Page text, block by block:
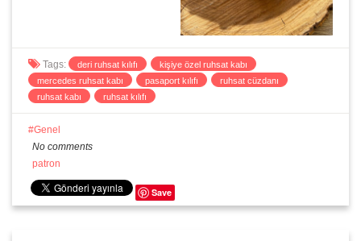
Tags: deri ruhsat kılıfı
kişiye özel ruhsat kabı
mercedes ruhsat kabı
pasaport kılıfı
ruhsat cüzdanı
ruhsat kabı
ruhsat kılıfı
Genel
No comments
patron
Save